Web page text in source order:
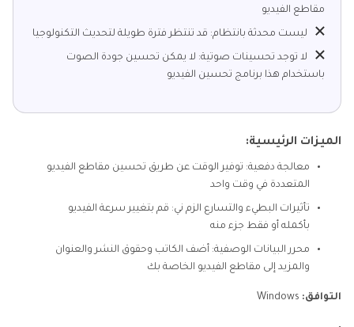
مقاطع الفيديو
ليست محدثة بانتظام: قد تنتظر فترة طويلة لتحديث التكنولوجيا
لا توجد تحسينات صوتية: لا يمكن تحسين جودة الصوت
باستخدام هذا برنامج تحسين الفيديو
الميزات الرئيسية:
معالجة دفعية: توفير الوقت عن طريق تحسين مقاطع الفيديو
المتعددة في وقت واحد
تأثيرات البطيء والتسارع الزم ني: قم بتغيير سرعة الفيديو
بأكمله أو فقط جزء منه
محرر البيانات الوصفية: أضف الكاتب وحقوق النشر والعنوان
والمزيد إلى مقاطع الفيديو الخاصة بك
التوافق: